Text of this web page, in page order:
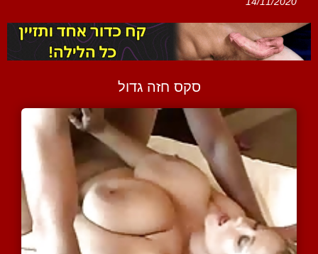
סקס חזה גדול